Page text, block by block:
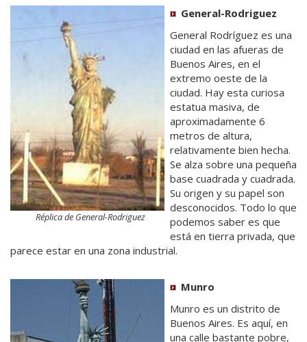
Réplica de General-Rodriguez
General-Rodriguez
General Rodríguez es una
ciudad en las afueras de
Buenos Aires, en el
extremo oeste de la
ciudad. Hay esta curiosa
estatua masiva, de
aproximadamente 6
metros de altura,
relativamente bien hecha.
Se alza sobre una pequeña
base cuadrada y cuadrada.
Su origen y su papel son
desconocidos. Todo lo que
podemos saber es que
está en tierra privada, que
parece estar en una zona industrial.
Munro
Munro es un distrito de
Buenos Aires. Es aquí, en
una calle bastante pobre,